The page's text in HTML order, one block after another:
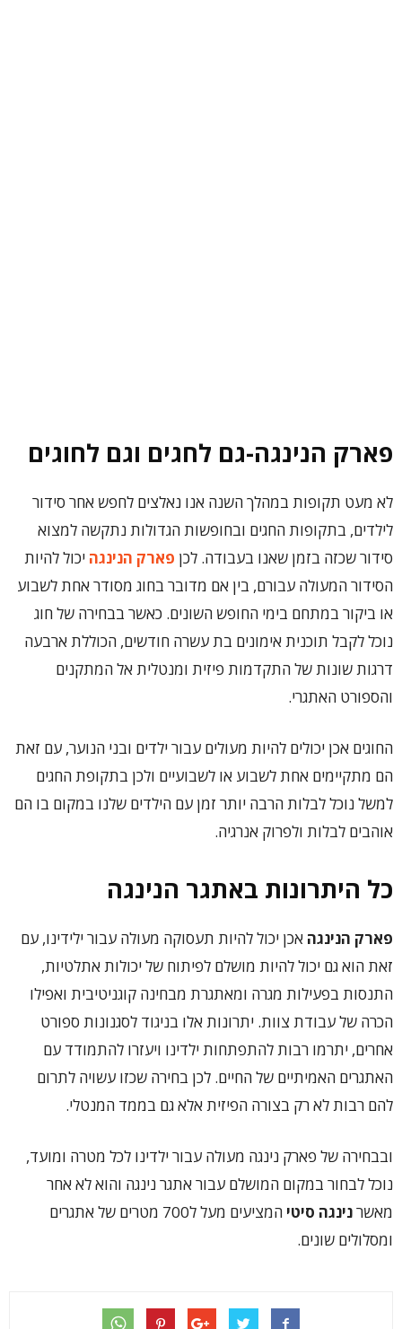
פארק הנינגה-גם לחגים וגם לחוגים
לא מעט תקופות במהלך השנה אנו נאלצים לחפש אחר סידור
לילדים, בתקופות החגים ובחופשות הגדולות נתקשה למצוא
סידור שכזה בזמן שאנו בעבודה. לכן פארק הנינגה יכול להיות
הסידור המעולה עבורם, בין אם מדובר בחוג מסודר אחת לשבוע
או ביקור במתחם בימי החופש השונים. כאשר בבחירה של חוג
נוכל לקבל תוכנית אימונים בת עשרה חודשים, הכוללת ארבעה
דרגות שונות של התקדמות פיזית ומנטלית אל המתקנים
והספורט האתגרי.
החוגים אכן יכולים להיות מעולים עבור ילדים ובני הנוער, עם זאת
הם מתקיימים אחת לשבוע או לשבועיים ולכן בתקופת החגים
למשל נוכל לבלות הרבה יותר זמן עם הילדים שלנו במקום בו הם
אוהבים לבלות ולפרוק אנרגיה.
כל היתרונות באתגר הנינגה
פארק הנינגה אכן יכול להיות תעסוקה מעולה עבור ילידינו, עם
זאת הוא גם יכול להיות מושלם לפיתוח של יכולות אתלטיות,
התנסות בפעילות מגרה ומאתגרת מבחינה קוגניטיבית ואפילו
הכרה של עבודת צוות. יתרונות אלו בניגוד לסגנונות ספורט
אחרים, יתרמו רבות להתפתחות ילדינו ויעזרו להתמודד עם
האתגרים האמיתיים של החיים. לכן בחירה שכזו עשויה לתרום
להם רבות לא רק בצורה הפיזית אלא גם בממד המנטלי.
ובבחירה של פארק נינגה מעולה עבור ילדינו לכל מטרה ומועד,
נוכל לבחור במקום המושלם עבור אתגר נינגה והוא לא אחר
מאשרנינגה סיטי
המציעים מעל ל700 מטרים של אתגרים
ומסלולים שונים.